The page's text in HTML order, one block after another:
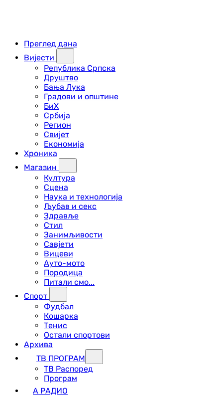
Преглед дана
Вијести
Република Српска
Друштво
Бања Лука
Градови и општине
БиХ
Србија
Регион
Свијет
Економија
Хроника
Магазин
Култура
Сцена
Наука и технологија
Љубав и секс
Здравље
Стил
Занимљивости
Савјети
Вицеви
Ауто-мото
Породица
Питали смо...
Спорт
Фудбал
Кошарка
Тенис
Остали спортови
Архива
ТВ ПРОГРАМ
ТВ Распоред
Програм
А РАДИО